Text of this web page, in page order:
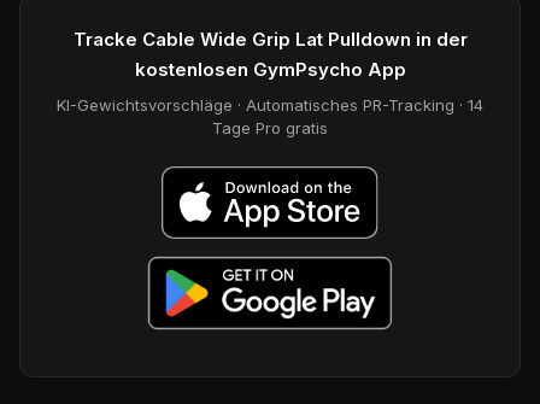
Tracke Cable Wide Grip Lat Pulldown in der
kostenlosen GymPsycho App
KI-Gewichtsvorschläge · Automatisches PR-Tracking · 14
Tage Pro gratis